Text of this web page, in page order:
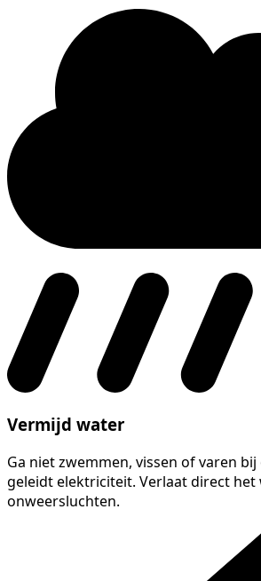
Vermijd water
Ga niet zwemmen, vissen of varen
geleidt elektriciteit. Verlaat direct
onweersluchten.